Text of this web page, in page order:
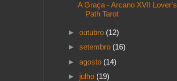
A Graça - Arcano XVII Lover's
Path Tarot
► outubro (12)
► setembro (16)
► agosto (14)
► julho (19)